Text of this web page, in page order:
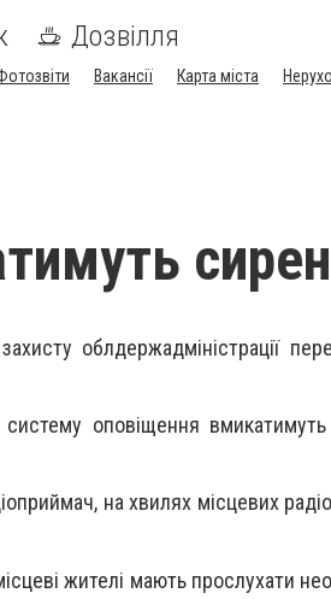
Дозвілля
Вакансії Карта міста
облдержадміністрації
оповіщення
на хвилях місцевих
жителі мають прослухати